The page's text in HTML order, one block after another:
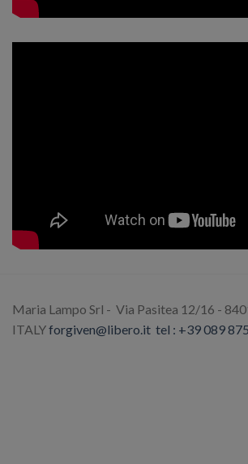
Maria Lampo Srl - Via Pasitea 12/16 -
ITALYforgiven@libero.it tel : +39 089